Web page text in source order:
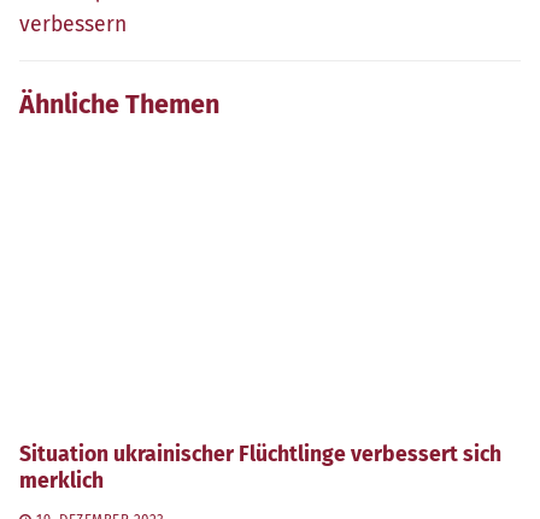
verbessern
Ähnliche Themen
Situation ukrainischer Flüchtlinge verbessert sich
merklich